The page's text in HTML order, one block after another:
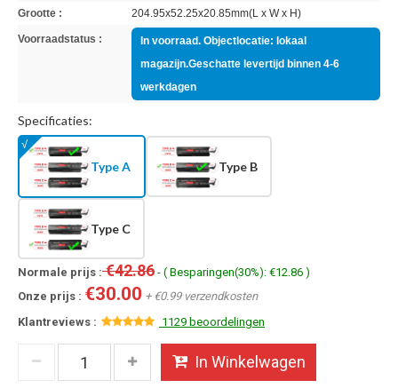
Grootte :
204.95x52.25x20.85mm(L x W x H)
Voorraadstatus :
In voorraad. Objectlocatie: lokaal
magazijn.Geschatte levertijd binnen 4-6
werkdagen
Specificaties:
Type A Type B
Type C
Normale prijs :€42.86 - ( Besparingen(30%): €12.86 )
Onze prijs : €30.00 + €0.99 verzendkosten
Klantreviews :
1129 beoordelingen
In Winkelwagen